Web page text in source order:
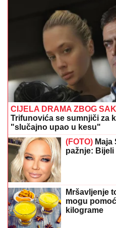
CIJELA DRAMA ZBOG
Trifunovića se sumnjiči za
"slučajno upao u kesu"
(FOTO)
pažnje:
Mršavljenje
mogu
kilograme